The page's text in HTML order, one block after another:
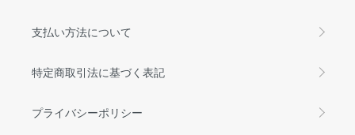
支払い方法について
特定商取引法に基づく表記
プライバシーポリシー